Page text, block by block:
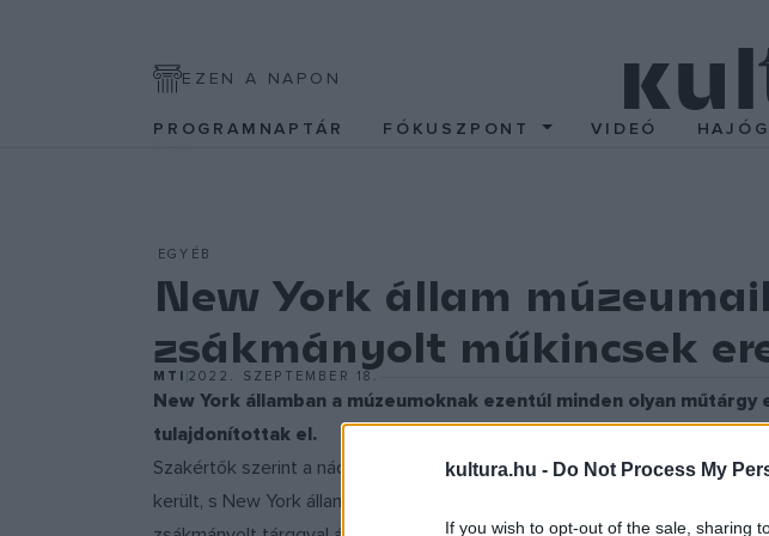
kultura.hu - Do Not Process My
If you wish to opt-out of the sale, sharing
EZEN A NAPON
PROGRAMNAPTÁR FÓKUSZPONT VIDEÓ
EGYÉB
New York állam
zsákmányolt műkincsek
MTI 2022. SZEPTEMBER 18.
New York államban a múzeumoknak ezentúl minden olyan
tulajdonítottak el.
Szakértők szerint a nácik a holokauszt során legkevesebb 600 ezer
került, s New York állam múzeumainak látogatói ezentúl minden